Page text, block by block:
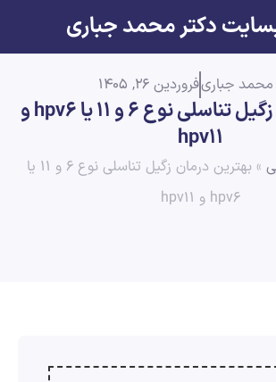
دکتر محمد جباری
محمد جباریفروردین 26, 1405
بهترین درمان زگیل تناسلی نوع ۶ و ۱۱ یا hpv۶ و
hpv۱۱
»
بهترین درمان زگیل تناسلی نوع ۶ و ۱۱ یا
hpv۶ و hpv۱۱